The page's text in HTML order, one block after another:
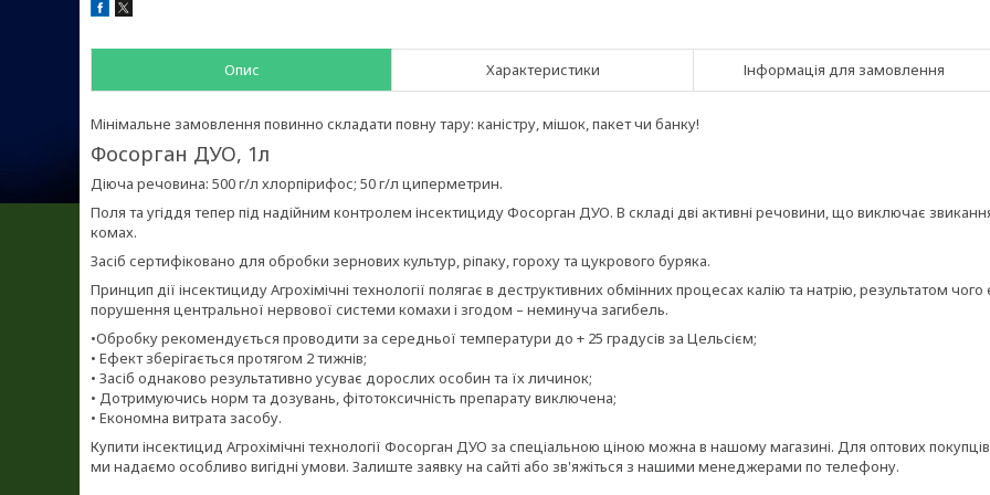
Опис Характеристики Інформація для замовлення
Мінімальне замовлення повинно складати повну тару: каністру, мішок, пакет чи банку!
Фосорган ДУО, 1л
Діюча речовина: 500 г/л хлорпірифос; 50 г/л циперметрин.
Поля та угіддя тепер під надійним контролем інсектициду Фосорган ДУО. В складі дві активні речовини, що виключає
комах.
Засіб сертифіковано для обробки зернових культур, ріпаку, гороху та цукрового буряка.
Принцип дії інсектициду Агрохімічні технології полягає в деструктивних обмінних процесах калію та натрію, результатом чого
порушення центральної нервової системи комахи і згодом – неминуча загибель.
•Обробку рекомендується проводити за середньої температури до + 25 градусів за Цельсієм;
• Ефект зберігається протягом 2 тижнів;
• Засіб однаково результативно усуває дорослих особин та їх личинок;
• Дотримуючись норм та дозувань, фітотоксичність препарату виключена;
• Економна витрата засобу.
Купити інсектицид Агрохімічні технології Фосорган ДУО за спеціальною ціною можна в нашому магазині. Для оптових покупців
ми надаємо особливо вигідні умови. Залиште заявку на сайті або зв'яжіться з нашими менеджерами по телефону.